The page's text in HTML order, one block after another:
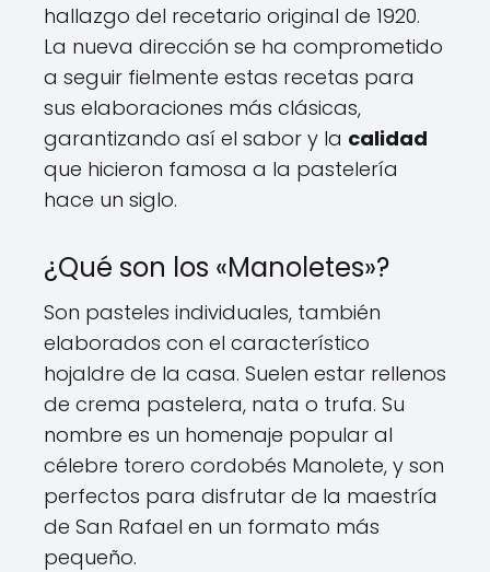
hallazgo del recetario original de 1920.
La nueva dirección se ha comprometido
a seguir fielmente estas recetas para
sus elaboraciones más clásicas,
garantizando así el sabor y la calidad
que hicieron famosa a la pastelería
hace un siglo.
¿Qué son los «Manoletes»?
Son pasteles individuales, también
elaborados con el característico
hojaldre de la casa. Suelen estar rellenos
de crema pastelera, nata o trufa. Su
nombre es un homenaje popular al
célebre torero cordobés Manolete, y son
perfectos para disfrutar de la maestría
de San Rafael en un formato más
pequeño.